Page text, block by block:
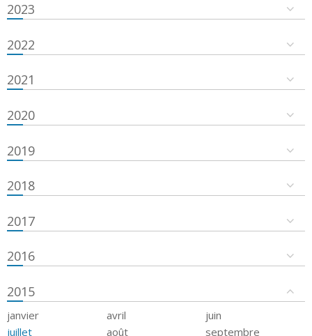
2023
2022
2021
2020
2019
2018
2017
2016
2015
janvier avril
juin
juillet
août
septembre